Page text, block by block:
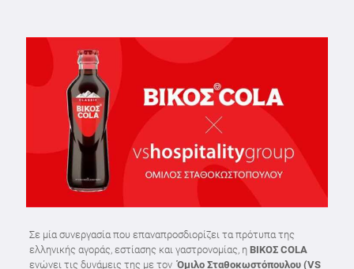
Σε μία συνεργασία που επαναπροσδιορίζει τα πρότυπα της
ελληνικής αγοράς, εστίασης και γαστρονομίας, η ΒΙΚΟΣ COLA
ενώνει τις δυνάμεις της με τονΌμιλο Σταθοκωστόπουλου (VS